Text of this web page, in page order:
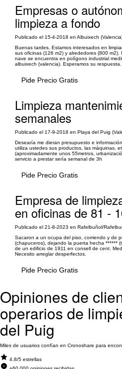
Empresas o
limpieza a fondo
Publicado el 15-4-2018 en Albuixech
Buenas tardes, Estamos interesados en
sus oficinas (126 m2) y alrededores (800
nave se encuentra en polígono industrial
albuixech (valencia). Esperamos su
Pide Precio Gratis
Limpieza
semanales
Publicado el 17-9-2018 en Playa del Puig
Desearía me dieran presupuesto e
utiliza ustedes sus productos, las máquinas,
(aproximadamente unos 55metros,
servicio a prestar sería semanal de 3h
Pide Precio Gratis
Empresa de
en oficinas de 81 -
Publicado el 21-8-2023 en Rafelbuñol/
Sacaron a un ocupa del piso, corriendo y de
(chapuceros), dejando la puerta hecha ******
de un edificio de 1911 en consell de cent.
Necesito arreglar desperfectos.
Pide Precio Gratis
Opiniones de
operarios de
del Puig
Miles de usuarios confían en Cronoshare para
4.8/5 estrellas